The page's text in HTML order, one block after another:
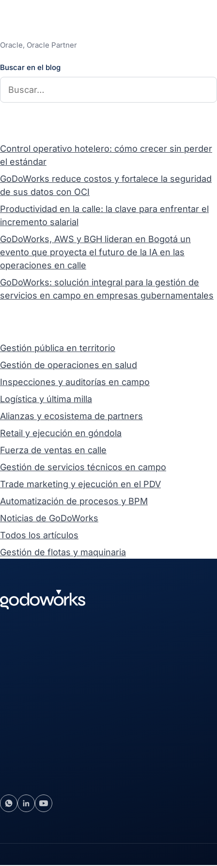
Oracle, Oracle Partner
Buscar en el blog
Control operativo hotelero: cómo crecer sin perder
el estándar
GoDoWorks reduce costos y fortalece la seguridad
de sus datos con OCI
Productividad en la calle: la clave para enfrentar el
incremento salarial
GoDoWorks, AWS y BGH lideran en Bogotá un
evento que proyecta el futuro de la IA en las
operaciones en calle
GoDoWorks: solución integral para la gestión de
servicios en campo en empresas gubernamentales
Gestión pública en territorio
Gestión de operaciones en salud
Inspecciones y auditorías en campo
Logística y última milla
Alianzas y ecosistema de partners
Retail y ejecución en góndola
Fuerza de ventas en calle
Gestión de servicios técnicos en campo
Trade marketing y ejecución en el PDV
Automatización de procesos y BPM
Noticias de GoDoWorks
Todos los artículos
Gestión de flotas y maquinaria